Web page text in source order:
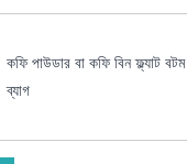
কফি পাউডার বা কফি বিন ফ্ল্যাট বটম
ব্যাগ